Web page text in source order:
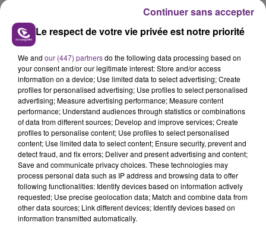
LE MAGASIN JOUÉCLUB DE REIMS FERME
SES PORTES
C'était l'une des institutions du centre-ville
rémois. Le magasin JouéClub est contraint de
fermer ses portes.
TITRES DIFFUSÉS
12h29
12h29 12h25
12h25
Le respect de votre vie privée est notre priorité
We and our (447) partnersdo the following data processing based on
your consent and/or our legitimate interest: Store and/or access
information on a device; Use limited data to select advertising; Create
profiles for personalised advertising; Use profiles to select personalised
advertising; Measure advertising performance; Measure content
performance; Understand audiences through statistics or combinations
of data from different sources; Develop and improve services; Create
profiles to personalise content; Use profiles to select personalised
content; Use limited data to select content; Ensure security, prevent and
detect fraud, and fix errors; Deliver and present advertising and content;
Save and communicate privacy choices. These technologies may
process personal data such as IP address and browsing data to offer
following functionalities: Identify devices based on information actively
requested; Use precise geolocation data; Match and combine data from
other data sources; Link different devices; Identify devices based on
information transmitted automatically.
Continuer sans accepter